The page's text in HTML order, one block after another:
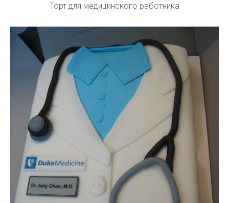
Торт для медицинского работника